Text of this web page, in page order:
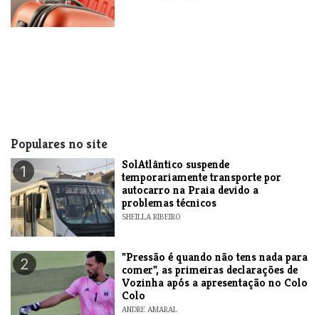
Populares no site
1
SolAtlântico suspende
temporariamente transporte por
autocarro na Praia devido a
problemas técnicos
SHEILLA RIBEIRO
2
"Pressão é quando não tens nada para
comer", as primeiras declarações de
Vozinha após a apresentação no Colo
Colo
ANDRE AMARAL